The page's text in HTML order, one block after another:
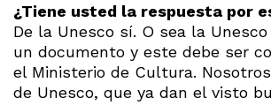
¿Tiene usted la respuesta por
De la Unesco sí. O sea la
un documento y este debe ser
el Ministerio de Cultura.
de Unesco, que ya dan el visto